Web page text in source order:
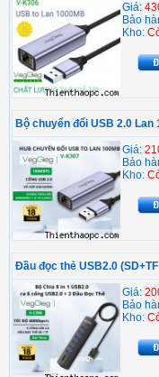
Giá:
Bảo
Kho:
Bộ chuyển đổi USB 2.0 Lan
Giá:
Bảo
Kho:
Đầu đọc thẻ USB2.0
Giá:
Bảo
Kho: